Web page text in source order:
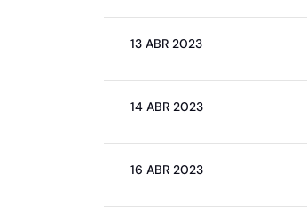
13 ABR 2023
14 ABR 2023
16 ABR 2023